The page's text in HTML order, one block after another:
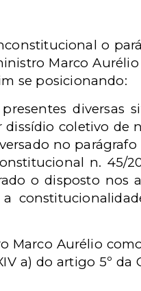
o
Marco
se posicionando:
diversas
coletivo de
no parágrafo
n. 45/
o disposto nos
Marco Aurélio
a) do artigo 5º